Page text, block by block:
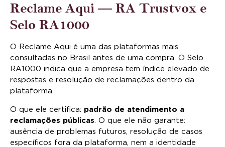
Reclame Aqui — RA Trustvox e
Selo RA1000
O Reclame Aqui é uma das plataformas mais
consultadas no Brasil antes de uma compra. O Selo
RA1000 indica que a empresa tem índice elevado de
respostas e resolução de reclamações dentro da
plataforma.
O que ele certifica: padrão de atendimento a
reclamações públicas . O que ele não garante:
ausência de problemas futuros, resolução de casos
específicos fora da plataforma, nem a identidade